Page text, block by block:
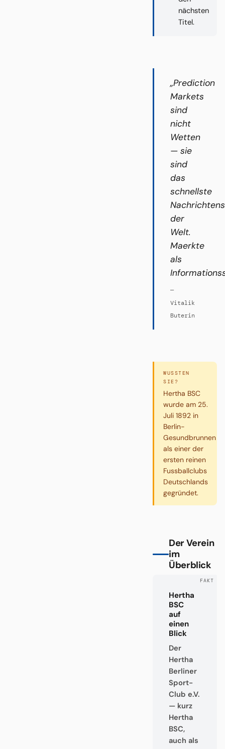
nächsten
Titel.
„Prediction
Markets
sind
nicht
Wetten
— sie
sind
das
schnellste
der
Welt.
Maerkte
als
—
Vitalik
Buterin
WUSSTEN
SIE?
Hertha BSC
wurde am 25.
Juli 1892 in
Berlin-
Gesundbrunnen
als einer der
ersten reinen
Fussballclubs
Deutschlands
gegründet.
Der Verein
im
Überblick
Hertha
BSC
auf
einen
Blick
Der
Hertha
Berliner
Sport-
Club e.V.
— kurz
Hertha
BSC,
auch als